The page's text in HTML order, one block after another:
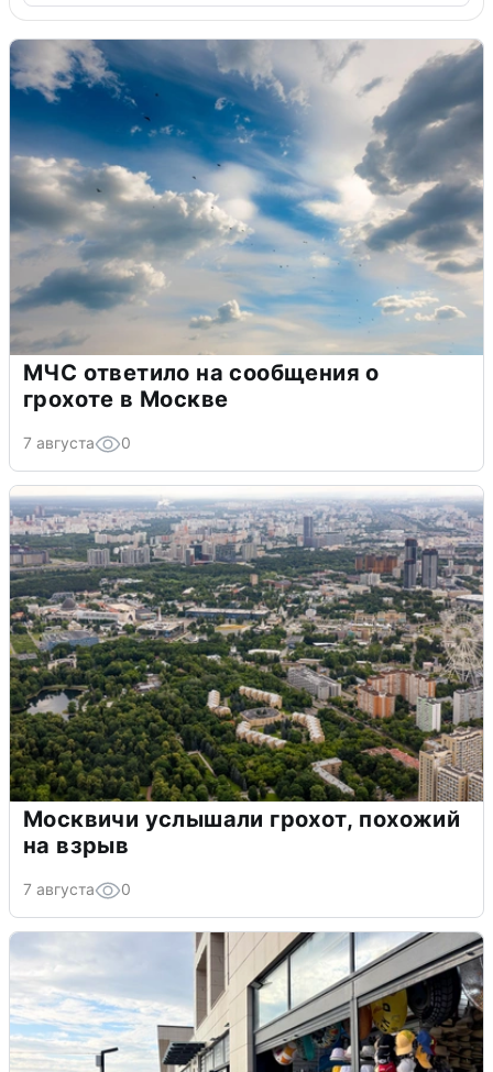
МЧС ответило на сообщения о
грохоте в Москве
7 августа 0
Москвичи услышали грохот, похожий
на взрыв
7 августа 0